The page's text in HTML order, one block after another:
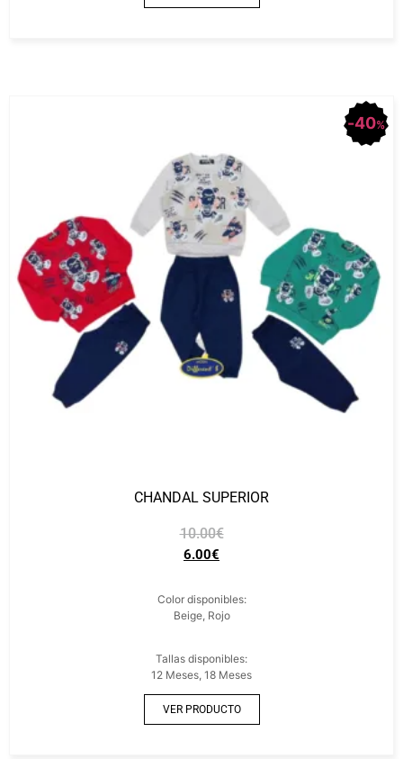
40%
CHANDAL SUPERIOR
10.00€
6.00€
Color disponibles:
Beige, Rojo
Tallas disponibles:
12 Meses, 18 Meses
VER PRODUCTO